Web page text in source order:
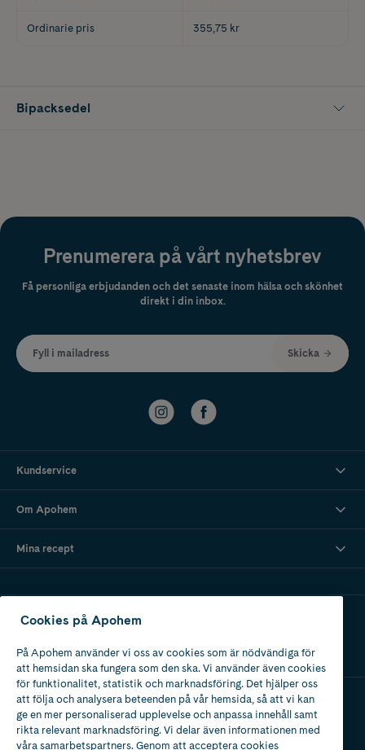
Ordinarie pris 355,75 kr
Bipacksedel
Prenumerera på vårt nyhetsbrev
Få personliga erbjudanden och det senaste inom hälsa och skönhet
direkt i din inbox.
Fyll i mailadress Skicka
Kundservice
Om Apohem
Mina recept
Ladda ner vår app
Apotek med tillstånd
av Läkemedelsverket
Cookies på Apohem
På Apohem använder vi oss av cookies som är nödvändiga för
att hemsidan ska fungera som den ska. Vi använder även cookies
för funktionalitet, statistik och marknadsföring. Det hjälper oss
att följa och analysera beteenden på vår hemsida, så att vi kan
ge en mer personaliserad upplevelse och anpassa innehåll samt
rikta relevant marknadsföring. Vi delar även informationen med
våra samarbetspartners. Genom att acceptera cookies